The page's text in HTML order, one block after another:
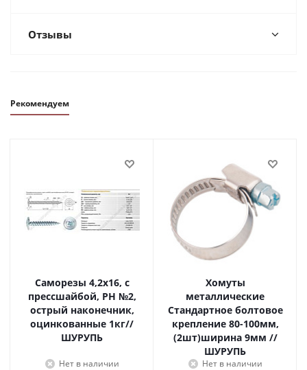
Отзывы
Рекомендуем
Саморезы 4,2х16, с
прессшайбой, PH №2,
острый наконечник,
оцинкованные 1кг//
ШУРУПЬ
Нет в наличии
Хомуты
металлические
Стандартное болтовое
крепление 80-100мм,
(2шт)ширина 9мм //
ШУРУПЬ
Нет в наличии